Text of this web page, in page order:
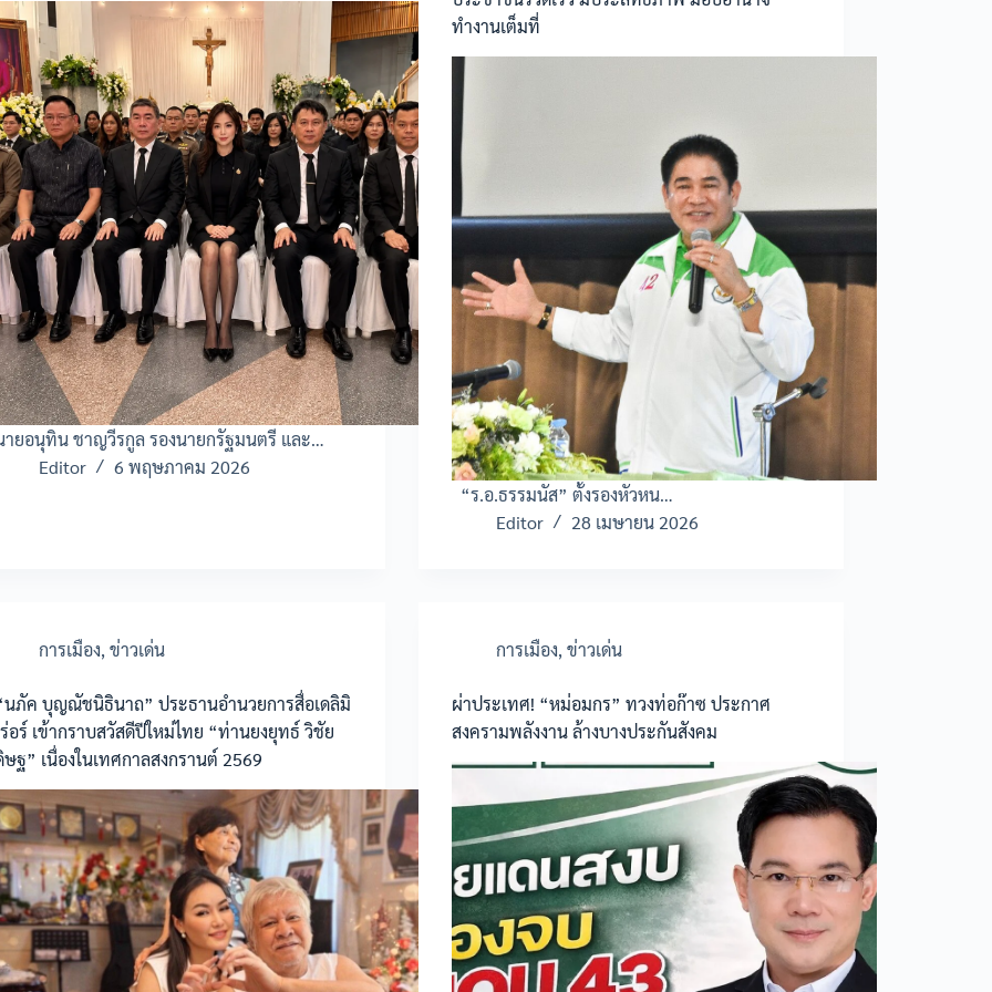
ายอนุทิน ชาญวีรกูล รองนายกรัฐมนตรี และ…
Editor
6 พฤษภาคม 2026
ทำงานเต็มที่
“ร.อ.ธรรมนัส” ตั้งรองหัวหน…
Editor
28 เมษายน 2026
การเมือง,ข่าวเด่น
นภัค บุญณัชนิธินาถ” ประธานอำนวยการสื่อเดลิมิ
ร่อร์ เข้ากราบสวัสดีปีใหม่ไทย “ท่านยงยุทธ์ วิชัย
ษฐ” เนื่องในเทศกาลสงกรานต์ 2569
การเมือง,ข่าวเด่น
ผ่าประเทศ! “หม่อมกร” ทวงท่อก๊าซ ประกาศ
สงครามพลังงาน ล้างบางประกันสังคม